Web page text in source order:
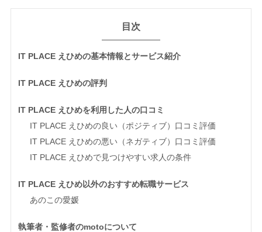
目次
IT PLACE えひめの基本情報とサービス紹介
IT PLACE えひめの評判
IT PLACE えひめを利用した人の口コミ
IT PLACE えひめの良い（ポジティブ）口コミ評価
IT PLACE えひめの悪い（ネガティブ）口コミ評価
IT PLACE えひめで見つけやすい求人の条件
IT PLACE えひめ以外のおすすめ転職サービス
あのこの愛媛
執筆者・監修者のmotoについて